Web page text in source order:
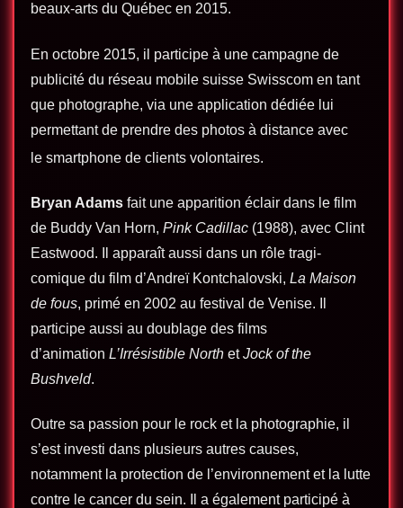
beaux-arts du Québec en 2015.
En octobre 2015, il participe à une campagne de
publicité du réseau mobile suisse Swisscom en tant
que photographe, via une application dédiée lui
permettant de prendre des photos à distance avec
le smartphone de clients volontaires.
Bryan Adams fait une apparition éclair dans le film
de Buddy Van Horn, Pink Cadillac (1988), avec Clint
Eastwood. Il apparaît aussi dans un rôle tragi-
comique du film d’Andreï Kontchalovski, La Maison
de fous, primé en 2002 au festival de Venise. Il
participe aussi au doublage des films
d’animation L’Irrésistible North etJock of the
Bushveld.
Outre sa passion pour le rock et la photographie, il
s’est investi dans plusieurs autres causes,
notamment la protection de l’environnement et la lutte
contre le cancer du sein. Il a également participé à